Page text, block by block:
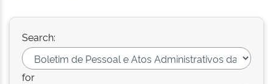
Search:
for